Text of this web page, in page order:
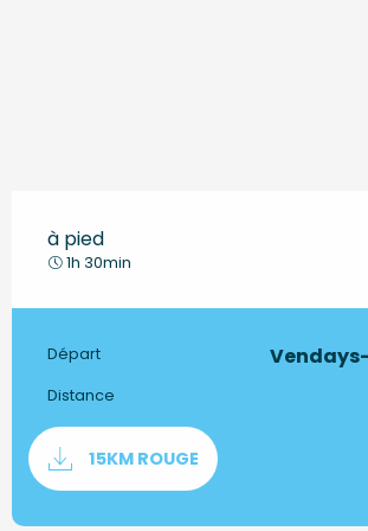
à pied
1h 30min
Informations
Départ
Distance
Documentation
15KM ROUGE